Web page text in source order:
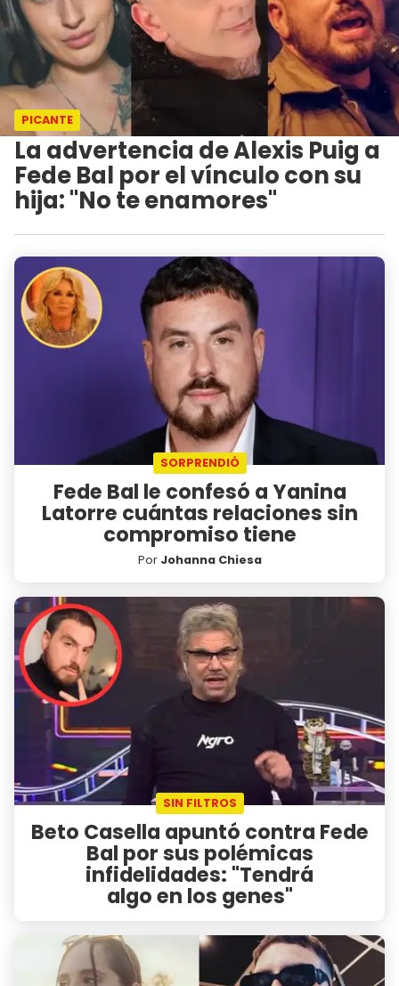
PICANTE
La advertencia de Alexis Puig a
Fede Bal por el vínculo con su
hija: "No te enamores"
SORPRENDIÓ
Fede Bal le confesó a Yanina
Latorre cuántas relaciones sin
compromiso tiene
Por Johanna Chiesa
SIN FILTROS
Beto Casella apuntó contra Fede
Bal por sus polémicas
infidelidades: "Tendrá
algo en los genes"